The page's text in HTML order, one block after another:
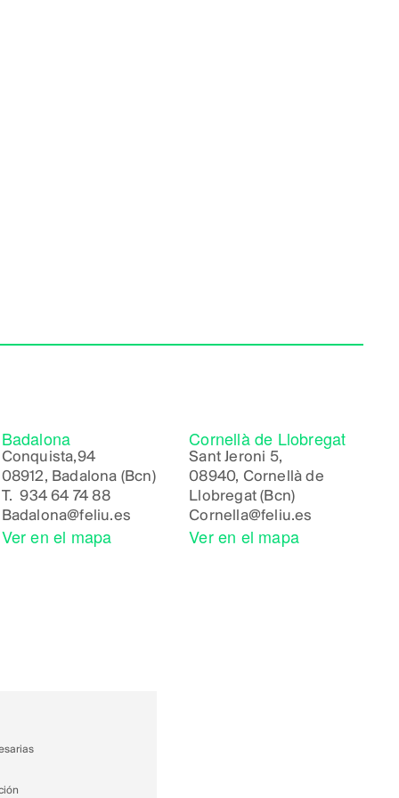
Badalona
Conquista,94
08912, Badalona (Bcn)
T.934 64 74 88
Badalona@feliu.es
Ver en el mapa
Cornellà de Llobregat
Sant Jeroni 5,
08940, Cornellà de
Llobregat (Bcn)
Cornella@feliu.es
Ver en el mapa